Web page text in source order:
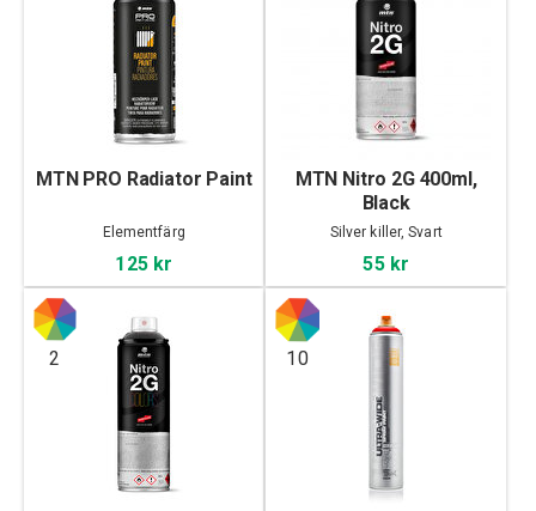
MTN PRO Radiator Paint
Elementfärg
125 kr
MTN Nitro 2G 400ml,
Black
Silver killer, Svart
55 kr
2 10